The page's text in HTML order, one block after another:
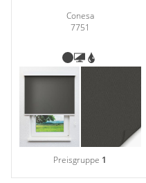
Conesa
7751
Preisgruppe 1